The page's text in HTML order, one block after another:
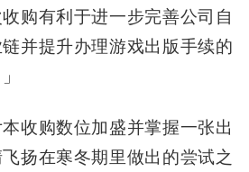
购有利于进一步完善公司自
并提升办理游戏出版手续的
收购数位加盛并掌握一张出
扬在寒冬期里做出的尝试之